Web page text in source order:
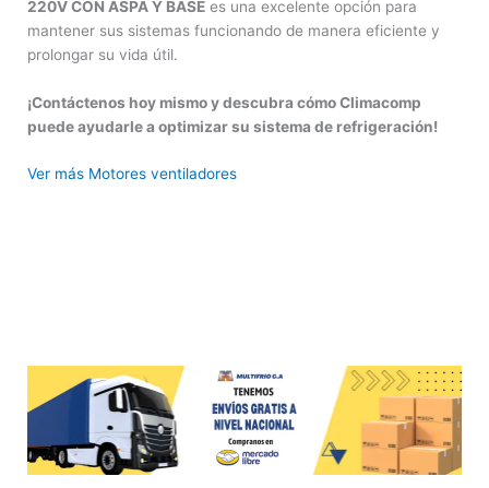
220V CON ASPA Y BASE es una excelente opción para
mantener sus sistemas funcionando de manera eficiente y
prolongar su vida útil.
¡Contáctenos hoy mismo y descubra cómo Climacomp
puede ayudarle a optimizar su sistema de refrigeración!
Ver más Motores ventiladores